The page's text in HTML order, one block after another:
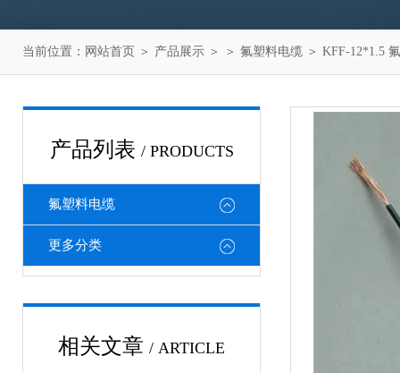
当前位置： 网站首页 ＞ 产品展示 ＞ ＞ 氟塑料电缆 ＞ KFF-12*1.5
产品列表 / PRODUCTS
氟塑料电缆
更多分类
相关文章 / ARTICLE